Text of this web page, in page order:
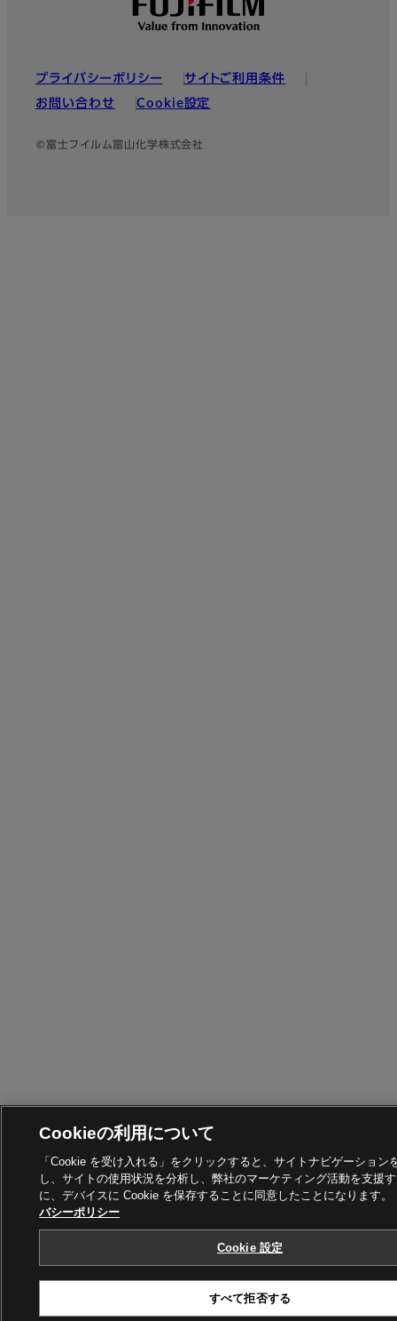
プライバシーポリシー
サイトご利用条件
お問い合わせ
Cookie設定
©富士フイルム富山化学株式会社
Cookieの利用について
「Cookie を受け入れる」をクリックすると、サイトナビゲーション
し、サイトの使用状況を分析し、弊社のマーケティング活動を支援
に、デバイスに Cookie を保存することに同意したことになります。
バシーポリシー
Cookie 設定
すべて拒否する